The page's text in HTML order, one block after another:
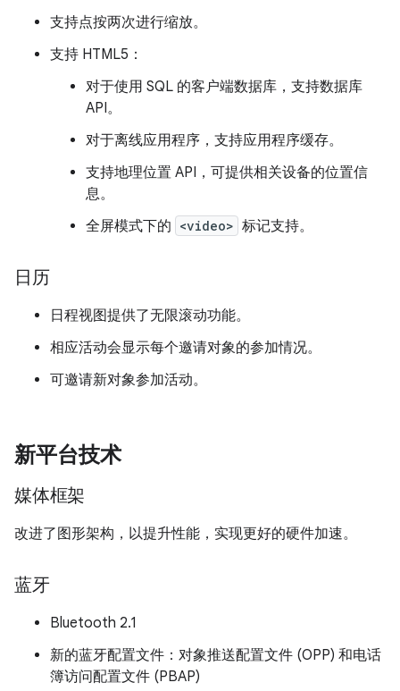
支持点按两次进行缩放。
支持 HTML5：
对于使用 SQL 的客户端数据库，支持数据库
API。
对于离线应用程序，支持应用程序缓存。
支持地理位置 API，可提供相关设备的位置信
息。
全屏模式下的 <video> 标记支持。
日历
日程视图提供了无限滚动功能。
相应活动会显示每个邀请对象的参加情况。
可邀请新对象参加活动。
新平台技术
媒体框架
改进了图形架构，以提升性能，实现更好的硬件加速。
蓝牙
Bluetooth 2.1
新的蓝牙配置文件：对象推送配置文件 (OPP) 和电话
簿访问配置文件 (PBAP)